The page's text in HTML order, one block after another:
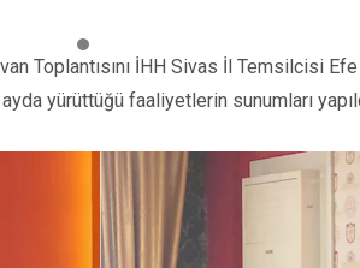
Toplantısını İHH Sivas İl Temsilcisi
yürüttüğü faaliyetlerin sunumları